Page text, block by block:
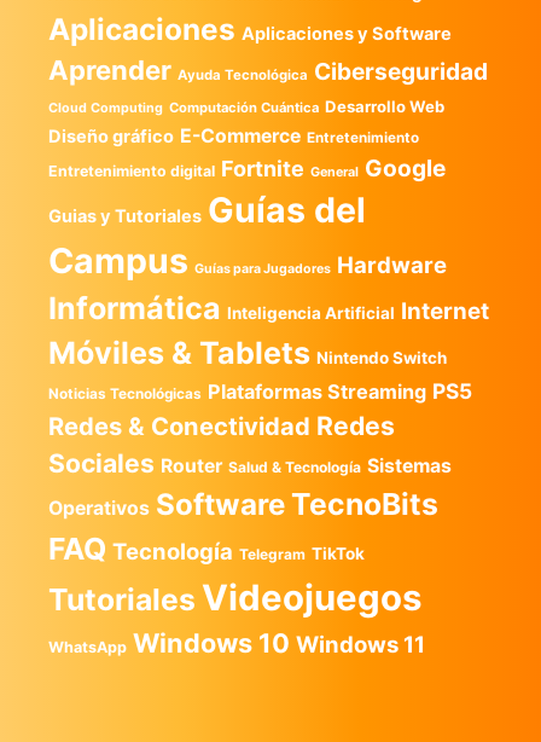
Aplicaciones Aplicaciones y Software
Aprender Ayuda Tecnológica Ciberseguridad
Cloud Computing Computación Cuántica Desarrollo Web
Diseño gráfico E-Commerce Entretenimiento
Entretenimiento digital Fortnite General Google
Guias y Tutoriales Guías del
Campus Guías para Jugadores Hardware
Informática Inteligencia Artificial Internet
Móviles & Tablets Nintendo Switch
Noticias Tecnológicas Plataformas Streaming PS5
Redes & Conectividad Redes
Sociales Router Salud & Tecnología Sistemas
Operativos SoftwareTecnoBits
FAQ Tecnología Telegram TikTok
Tutoriales Videojuegos
WhatsApp Windows 10 Windows 11